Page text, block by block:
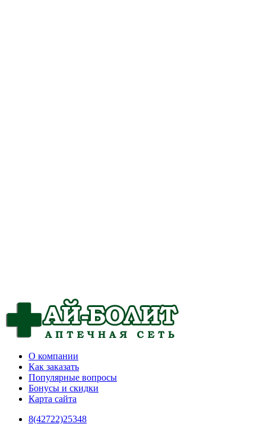
О компании
Как заказать
Популярные вопросы
Бонусы и скидки
Карта сайта
8(42722)25348